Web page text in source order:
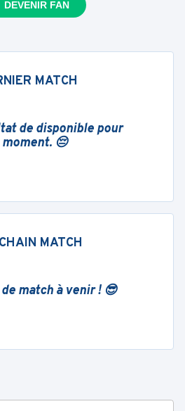
DEVENIR FAN
MATCH
de disponible pour
😔
MATCH
de match à venir ! 😎